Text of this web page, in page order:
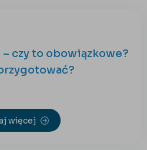
czy to obowiązkowe?
więcej